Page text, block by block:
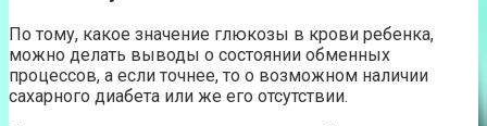
По тому, какое значение глюкозы в крови ребенка,
можно делать выводы о состоянии обменных
процессов, а если точнее, то о возможном наличии
сахарного диабета или же его отсутствии.